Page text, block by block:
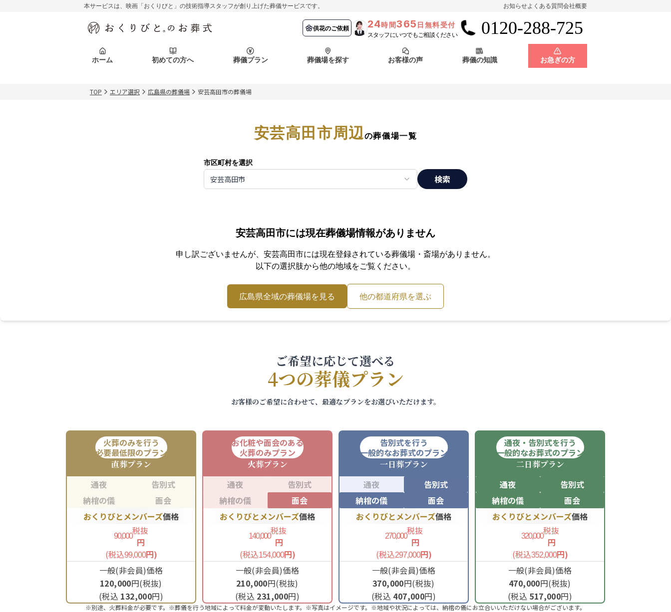
本サービスは、映画「おくりびと」の技術指導スタッフが創り上げた葬儀サービスです。 お知らせよくある質問会社概要
供花のご依頼 24時間365 日無料受付
スタッフにいつでもご相談ください 0120-288-725
ホーム 初めての方へ
初めての方へ 初めての方へ
葬儀プラン 葬儀場を探す
関東エリア 東京都
函館市
お客様の声
お客様の声 ご葬儀事例
葬儀の知識
葬儀の知識 葬儀の知識
お急ぎの方
初めての方へ 初めての方へ 納棺の儀とは？ 葬儀の流れ 会員制度
会社を知る
関東エリア 東京都 埼玉県 千葉県 神奈川県
北海道エリア 札幌市
お客様の声 ご葬儀事例 お客様の声 よくある質問
葬儀の知識 葬儀の知識 供花のご依頼
TOP エリア選択 広島県の葬儀場 安芸高田市の葬儀場
安芸高田市周辺 の葬儀場一覧
市区町村を選択
安芸高田市 検索
安芸高田市には現在葬儀場情報がありません
申し訳ございませんが、 安芸高田市には現在登録されている葬儀場・斎場がありません。
以下の選択肢から他の地域をご覧ください。
広島県全域の葬儀場を見る 他の都道府県を選ぶ
ご希望に応じて選べる
4つの葬儀プラン
お客様のご希望に合わせて、最適なプランをお選びいただけます。
火葬のみを行う
必要最低限のプラン
直葬プラン
通夜
告別式
納棺の儀
面会
おくりびとメンバーズ価格
90,000税抜
円
(税込99,000円)
一般(非会員)価格
120,000円(税抜)
(税込 132,000円)
お化粧や面会のある
火葬のみプラン
火葬プラン
通夜
告別式
納棺の儀
面会
おくりびとメンバーズ価格
140,000税抜
円
(税込154,000円)
一般(非会員)価格
210,000円(税抜)
(税込 231,000円)
告別式を行う
一般的なお葬式のプラン
一日葬プラン
通夜
告別式
納棺の儀
面会
おくりびとメンバーズ価格
270,000税抜
円
(税込297,000円)
一般(非会員)価格
370,000円(税抜)
(税込 407,000円)
通夜・告別式を行う
一般的なお葬式のプラン
二日葬プラン
通夜
告別式
納棺の儀
面会
おくりびとメンバーズ価格
320,000税抜
円
(税込352,000円)
一般(非会員)価格
470,000円(税抜)
(税込 517,000円)
※別途、火葬料金が必要です。※葬儀を行う地域によって料金が変動いたします。※写真はイメージです。※地域や状況によっては、納棺の儀にお立合いいただけない場合がございます。